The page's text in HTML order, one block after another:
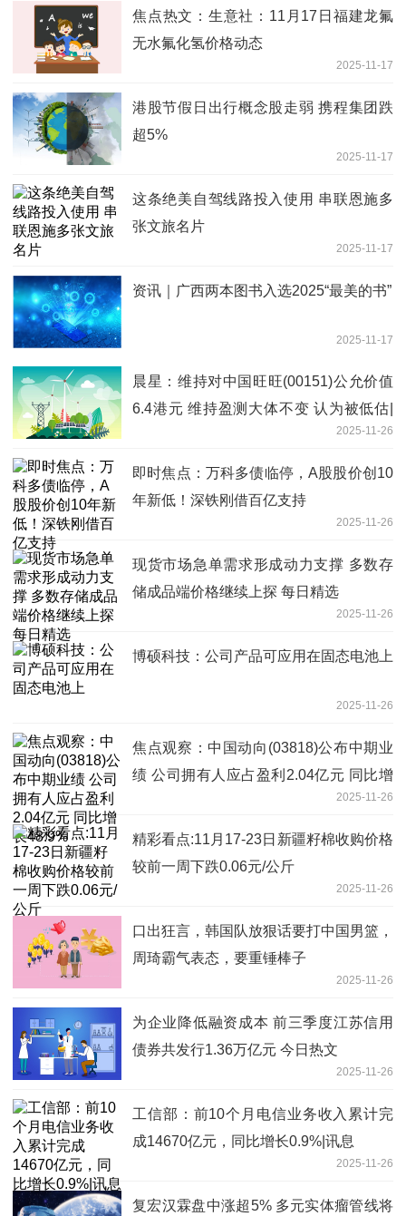
焦点热文：生意社：11月17日福建龙氟
无水氟化氢价格动态
2025-11-17
港股节假日出行概念股走弱 携程集团跌
超5%
2025-11-17
这条绝美自驾线路投入使用 串联恩施多
张文旅名片
2025-11-17
资讯｜广西两本图书入选2025“最美的书”
2025-11-17
晨星：维持对中国旺旺(00151)公允价值
6.4港元 维持盈测大体不变 认为被低估|
2025-11-26
即时焦点：万科多债临停，A股股价创10
年新低！深铁刚借百亿支持
2025-11-26
现货市场急单需求形成动力支撑 多数存
储成品端价格继续上探 每日精选
2025-11-26
博硕科技：公司产品可应用在固态电池上
2025-11-26
焦点观察：中国动向(03818)公布中期业
绩 公司拥有人应占盈利2.04亿元 同比增
2025-11-26
精彩看点:11月17-23日新疆籽棉收购价格
较前一周下跌0.06元/公斤
2025-11-26
口出狂言，韩国队放狠话要打中国男篮，
周琦霸气表态，要重锤棒子
2025-11-26
为企业降低融资成本 前三季度江苏信用
债券共发行1.36万亿元 今日热文
2025-11-26
工信部：前10个月电信业务收入累计完
成14670亿元，同比增长0.9%|讯息
2025-11-26
复宏汉霖盘中涨超5% 多元实体瘤管线将